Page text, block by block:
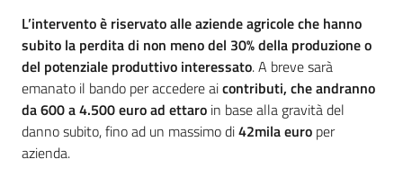
L’intervento è riservato alle aziende agricole che hanno
subito la perdita di non meno del 30% della produzione o
del potenziale produttivo interessato. A breve sarà
emanato il bando per accedere aicontributi, che andranno
da 600 a 4.500 euro ad ettaro in base alla gravità del
danno subito, fino ad un massimo di42mila euro per
azienda.